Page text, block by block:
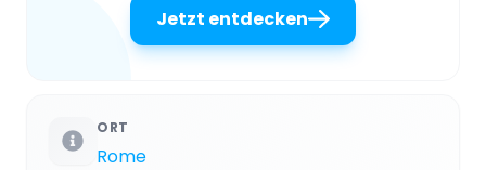
Jetzt entdecken
ORT
Rome